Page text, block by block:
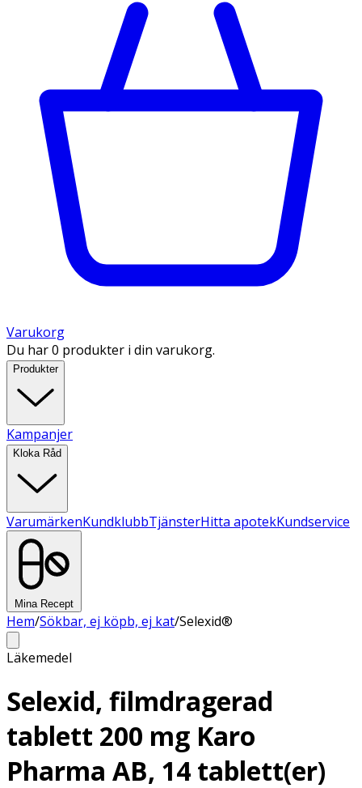
Varukorg
Du har 0 produkter i din varukorg.
Produkter
Kampanjer
Kloka Råd
VarumärkenKundklubbTjänsterHitta apotekKundservice
Mina Recept
Hem/Sökbar, ej köpb, ej kat/Selexid®
Läkemedel
Selexid, filmdragerad
tablett 200 mg Karo
Pharma AB, 14 tablett(er)